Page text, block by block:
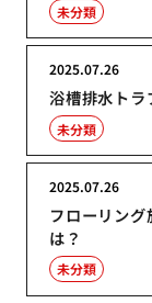
未分類
浴槽排水トラ
2025.07.26
未分類
フローリン
は？
2025.07.26
未分類